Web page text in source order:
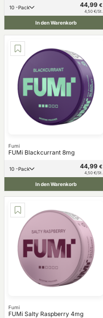
10 -Pack 44,99 €
4,50 €/St.
In den Warenkorb
Fumi
FUMi Blackcurrant 8mg
10 -Pack 44,99 €
4,50 €/St.
In den Warenkorb
Fumi
FUMi Salty Raspberry 4mg